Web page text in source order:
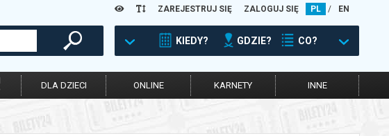
ZAREJESTRUJ SIĘ ZALOGUJ SIĘ PL / EN
KIEDY? GDZIE? CO?
DLA DZIECI ONLINE KARNETY INNE